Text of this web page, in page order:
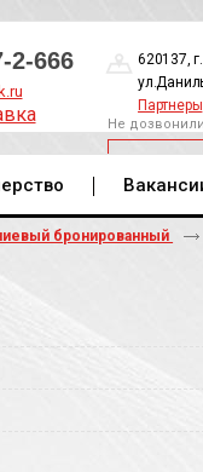
2-666
620137,
Партнеры
Не
бронированный